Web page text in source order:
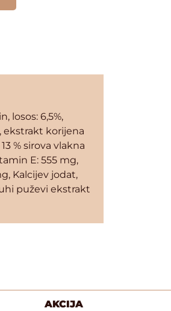
losos: 6,5%,
ekstrakt korijena
% sirova vlakna
E: 555 mg,
Kalcijev jodat,
puževi ekstrakt
AKCIJA